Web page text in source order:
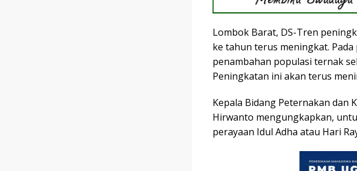
Lombok Barat, DS-Tren
ke tahun terus meningkat.
penambahan populasi ternak
Peningkatan ini akan terus
Kepala Bidang Peternakan dan
Hirwanto mengungkapkan,
perayaan Idul Adha atau Hari